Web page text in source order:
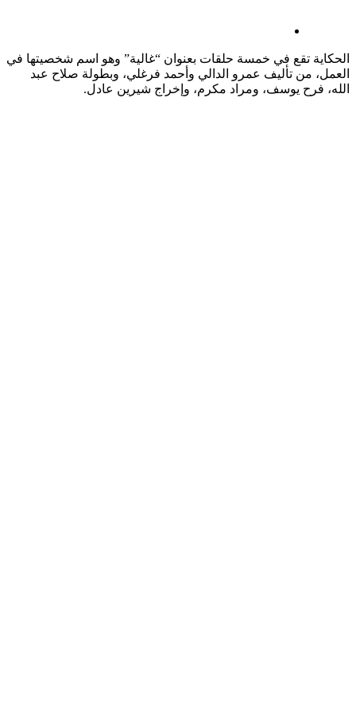
الحكاية تقع في خمسة حلقات بعنوان “غالية” وهو اسم شخصيتها في
العمل، من تأليف عمرو الدالي وأحمد فرغلي، وبطولة صلاح عبد
الله، فرح يوسف، ومراد مكرم، وإخراج شيرين عادل.